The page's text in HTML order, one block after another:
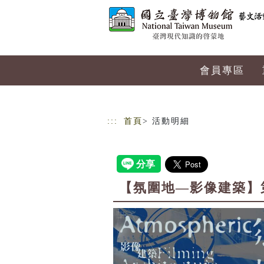
會員專區
::: 首頁 > 活動明細
【氛圍地—影像建築